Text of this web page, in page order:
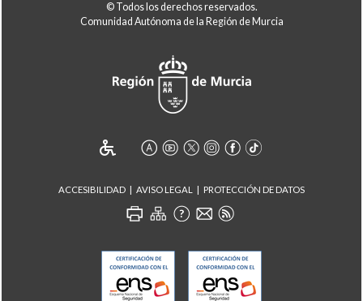
© Todos los derechos reservados.
Comunidad Autónoma de la Región de Murcia
ACCESIBILIDAD AVISO LEGAL PROTECCIÓN DE DATOS